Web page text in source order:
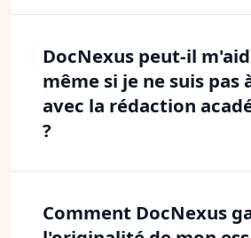
DocNexus peut-il
même si je ne suis pas
avec la rédaction
?
Comment DocNexus